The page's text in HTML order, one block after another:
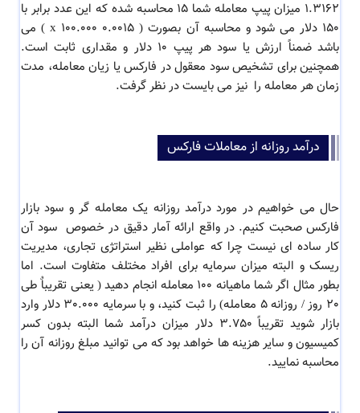
1.3162 میزان پیپ معامله شما 15 محاسبه شده که این عدد برابر با
150 دلار می شود و محاسبه آن بصورت ( 0.0015 x 100.000 ) می
باشد ضمناً ارزش یا سود هر پیپ 10 دلار و مقداری ثابت است.
همچنین برای تشخیص سود معقول در فارکس یا زیان معامله، مدت
زمان هر معامله را نیز می بایست در نظر گرفت.
درآمد روزانه از معاملات فارکس
حال می خواهیم در مورد درآمد روزانه یک معامله گر و سود بازار
فارکس صحبت کنیم. در واقع ارائه آمار دقیق در خصوص سود آن
کار ساده ای نیست چرا که عواملی نظیر استراتژی تجاری، مدیریت
ریسک و البته میزان سرمایه برای افراد مختلف متفاوت است. اما
بطور مثال اگر شما ماهیانه 100 معامله انجام دهید ( یعنی تقریباٌ طی
20 روز / روزانه 5 معامله) را ثبت کنید، و با سرمایه 30.000 دلار وارد
بازار شوید تقریباً 3.750 دلار میزان درآمد شما البته بدون کسر
کمیسیون و سایر هزینه ها خواهد بود که می توانید مبلغ روزانه آن را
محاسبه نمایید.